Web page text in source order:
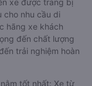
xe được trang bị
cho nhu cầu di
hãng xe khách
đến chất lượng
trải nghiệm hoàn
tốt nhất: Xe từ